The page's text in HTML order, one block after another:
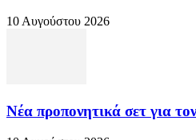
10 Αυγούστου 2026
Νέα προπονητικά σετ για